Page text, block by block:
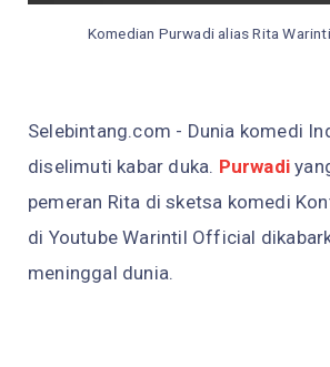
Komedian Purwadi alias Rita
Selebintang.com - Dunia komedi
diselimuti kabar duka. Purwadi
pemeran Rita di sketsa komedi
di Youtube Warintil Official
meninggal dunia.